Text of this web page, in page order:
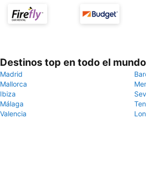
Destinos top en todo el mundo
Madrid
Mallorca
Ibiza
Málaga
Valencia